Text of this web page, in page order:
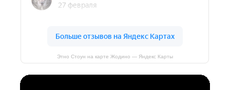
Этно Стоун на карте Жодино — Яндекс Карты